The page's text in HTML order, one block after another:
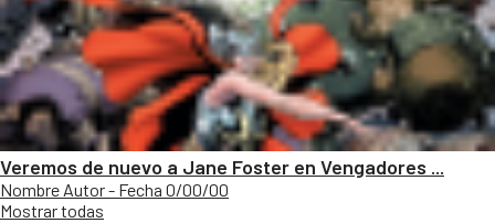
Veremos de nuevo a Jane Foster en Vengadores ...
Nombre Autor - Fecha 0/00/00
Mostrar todas